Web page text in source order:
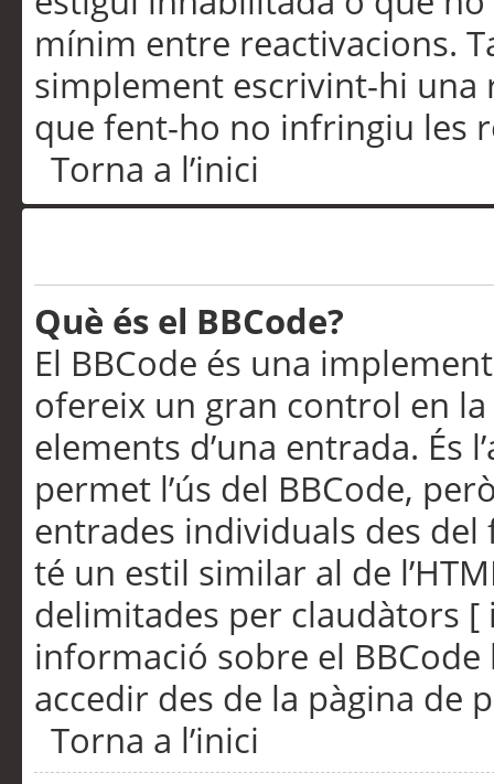
mínim entre reactivacions.
simplement escrivint-hi una
que fent-ho no infringiu les
Torna a l’inici
Què és el BBCode?
El BBCode és una
ofereix un gran control en
elements d’una entrada. És
permet l’ús del BBCode,
entrades individuals des
té un estil similar al de
delimitades per claudàtors [
informació sobre el
accedir des de la pàgina de
Torna a l’inici